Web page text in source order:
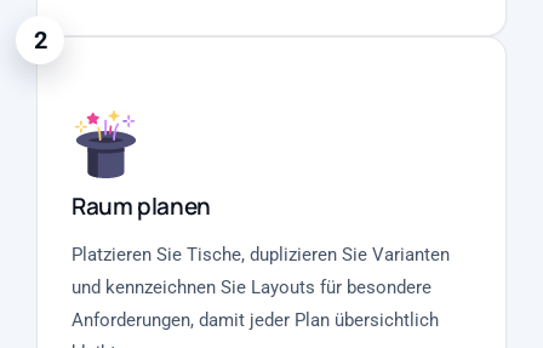
2
Raum planen
Platzieren Sie Tische, duplizieren Sie Varianten
und kennzeichnen Sie Layouts für besondere
Anforderungen, damit jeder Plan übersichtlich